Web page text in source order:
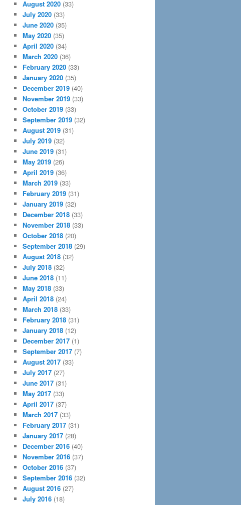
August 2020 (33)
July 2020 (33)
June 2020 (35)
May 2020 (35)
April 2020 (34)
March 2020 (36)
February 2020 (33)
January 2020 (35)
December 2019 (40)
November 2019 (33)
October 2019 (33)
September 2019 (32)
August 2019 (31)
July 2019 (32)
June 2019 (31)
May 2019 (26)
April 2019 (36)
March 2019 (33)
February 2019 (31)
January 2019 (32)
December 2018 (33)
November 2018 (33)
October 2018 (20)
September 2018 (29)
August 2018 (32)
July 2018 (32)
June 2018 (11)
May 2018 (33)
April 2018 (24)
March 2018 (33)
February 2018 (31)
January 2018 (12)
December 2017 (1)
September 2017 (7)
August 2017 (33)
July 2017 (27)
June 2017 (31)
May 2017 (33)
April 2017 (37)
March 2017 (33)
February 2017 (31)
January 2017 (28)
December 2016 (40)
November 2016 (37)
October 2016 (37)
September 2016 (32)
August 2016 (27)
July 2016 (18)